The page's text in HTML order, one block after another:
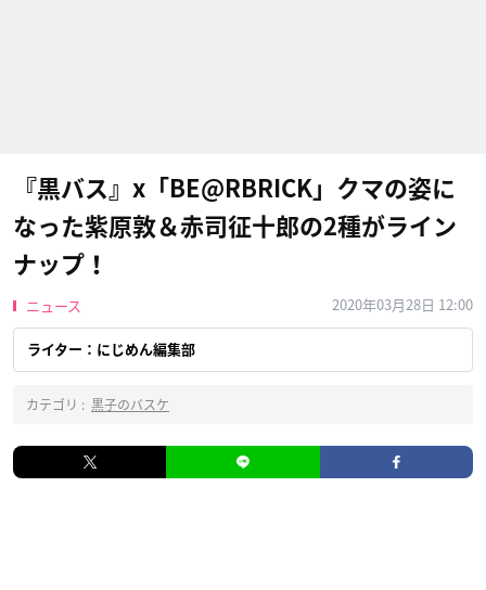
『黒バス』x「BE@RBRICK」クマの姿に
なった紫原敦＆赤司征十郎の2種がライン
ナップ！
ニュース 2020年03月28日 12:00
ライター：にじめん編集部
カテゴリ : 黒子のバスケ